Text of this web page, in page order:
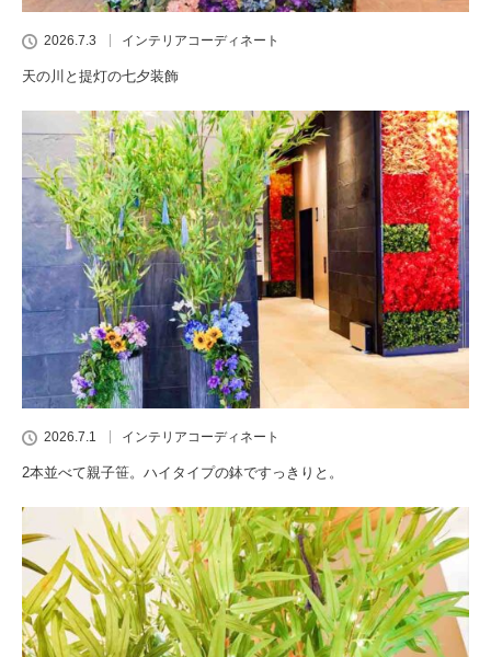
2026.7.3 インテリアコーディネート
天の川と提灯の七夕装飾
2026.7.1 インテリアコーディネート
2本並べて親子笹。ハイタイプの鉢ですっきりと。